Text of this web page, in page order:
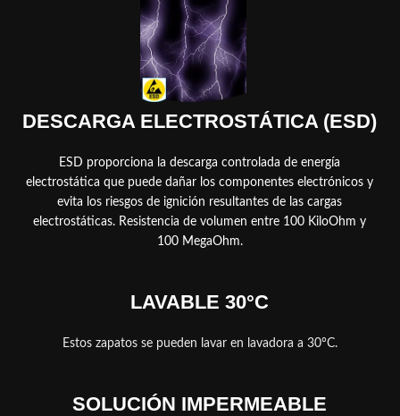
DESCARGA ELECTROSTÁTICA (ESD)
ESD proporciona la descarga controlada de energía
electrostática que puede dañar los componentes electrónicos y
evita los riesgos de ignición resultantes de las cargas
electrostáticas. Resistencia de volumen entre 100 KiloOhm y
100 MegaOhm.
LAVABLE 30°C
Estos zapatos se pueden lavar en lavadora a 30°C.
SOLUCIÓN IMPERMEABLE